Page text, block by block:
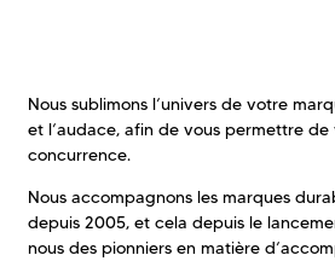
Nous sublimons l’univers de votre
et l’audace, afin de vous permettre
concurrence.
Nous accompagnons les marques
depuis 2005, et cela depuis le
nous des pionniers en matière